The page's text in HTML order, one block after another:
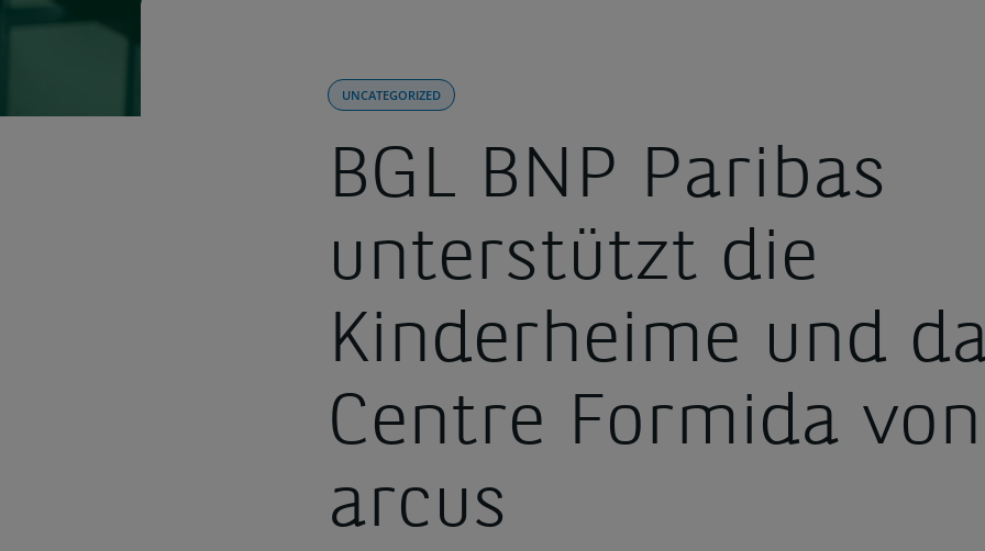
UNCATEGORIZED
BGL BNP Paribas
unterstützt die
Kinderheime und
Centre Formida von
arcus